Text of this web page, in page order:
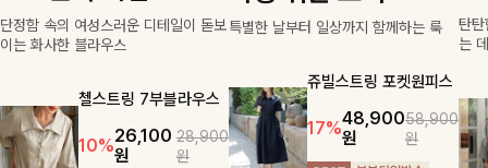
단정함 속의 여성스러운 디테일이 돋보
이는 화사한 블라우스
첼스트링 7부블라우스
10%26,100
원
28,900
원
특별한 날부터 일상까지 함께하는 룩
쥬빌스트링 포켓원피스
17%48,900
원
58,900
원
탄
는